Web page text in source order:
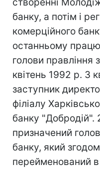
банку, а потім і
комерційного
останньому
голови правління
квітень 1992 р. З
заступник
філіалу
банку "Добродій".
призначений
банку, який
перейменований